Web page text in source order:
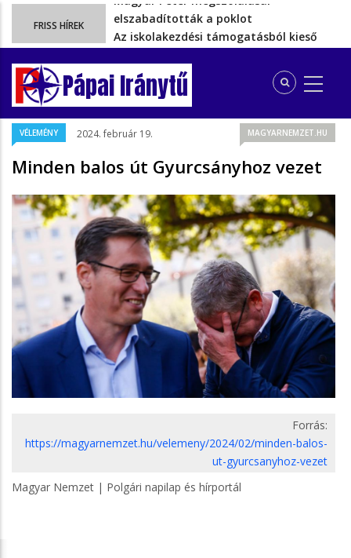
FRISS HÍREK
Az iskolakezdési támogatásból kieső
több gyermekes pápai családoknak…
Ezért szüntették meg valójában a
szén‑dioxid‑kvóta‑adót
Energiakrízis: Magyar Péter szerint még
hetekig nem lehet…
A spanyol enklávét elárasztják a
tengeren érkező migránsok
Magyar Péter megszólalásai
elszabadították a poklot
Pápai Iránytű
VÉLEMÉNY 2024. február 19. MAGYARNEMZET.HU
Minden balos út Gyurcsányhoz vezet
Forrás:
https://magyarnemzet.hu/velemeny/2024/02/minden-balos-
ut-gyurcsanyhoz-vezet
Magyar Nemzet | Polgári napilap és hírportál